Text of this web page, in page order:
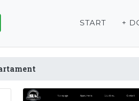
START +